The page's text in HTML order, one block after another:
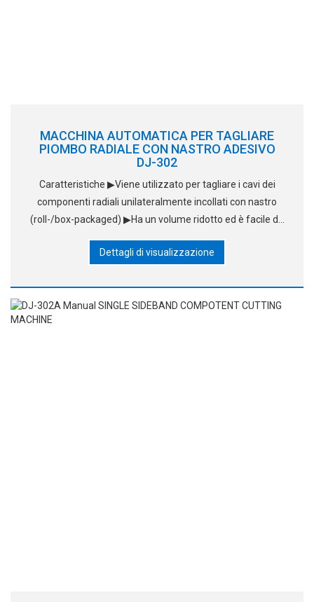
MACCHINA AUTOMATICA PER TAGLIARE
PIOMBO RADIALE CON NASTRO ADESIVO
DJ-302
Caratteristiche ▶Viene utilizzato per tagliare i cavi dei
componenti radiali unilateralmente incollati con nastro
(roll-/box-packaged) ▶Ha un volume ridotto ed è facile da
▶Parti originali, è carino
Dettagli di visualizzazione